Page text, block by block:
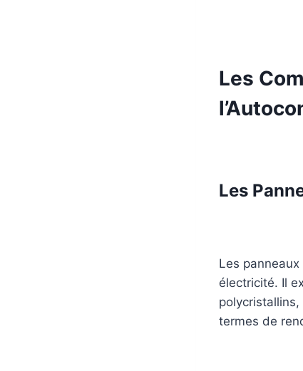
Les
Les
Les
électricité. Il
termes de